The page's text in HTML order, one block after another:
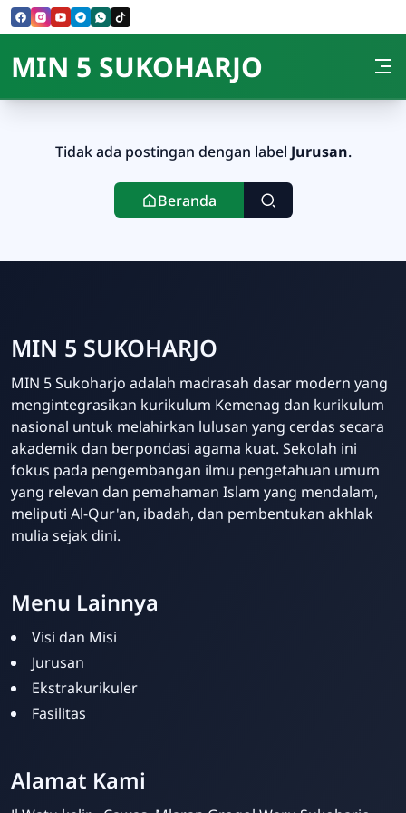
Skip to Content
MIN 5 SUKOHARJO
Tidak ada postingan dengan label Jurusan.
Beranda
MIN 5 SUKOHARJO
MIN 5 Sukoharjo adalah madrasah dasar modern yang
mengintegrasikan kurikulum Kemenag dan kurikulum
nasional untuk melahirkan lulusan yang cerdas secara
akademik dan berpondasi agama kuat. Sekolah ini
fokus pada pengembangan ilmu pengetahuan umum
yang relevan dan pemahaman Islam yang mendalam,
meliputi Al-Qur'an, ibadah, dan pembentukan akhlak
mulia sejak dini.
Menu Lainnya
Visi dan Misi
Jurusan
Ekstrakurikuler
Fasilitas
Alamat Kami